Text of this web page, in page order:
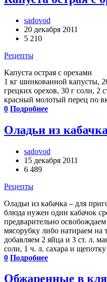
sadovod
20 декабря 2011
5 210
Рецепты
Капуста острая с орехами
1 кг шинкованной капусты,
грецких орехов, 30 г соли, 2
красный молотый перец по
0 Подробнее
Оладьи из кабачка
sadovod
15 декабря 2011
6 489
Рецепты
Оладьи из кабачка – для
блюда нужен один кабачок
предварительно
мясорубку либо натираем на
добавляем 2 яйца и 3 ст. л.
соли, 1 ч. л. сахара и
0 Подробнее
Обжаренные в